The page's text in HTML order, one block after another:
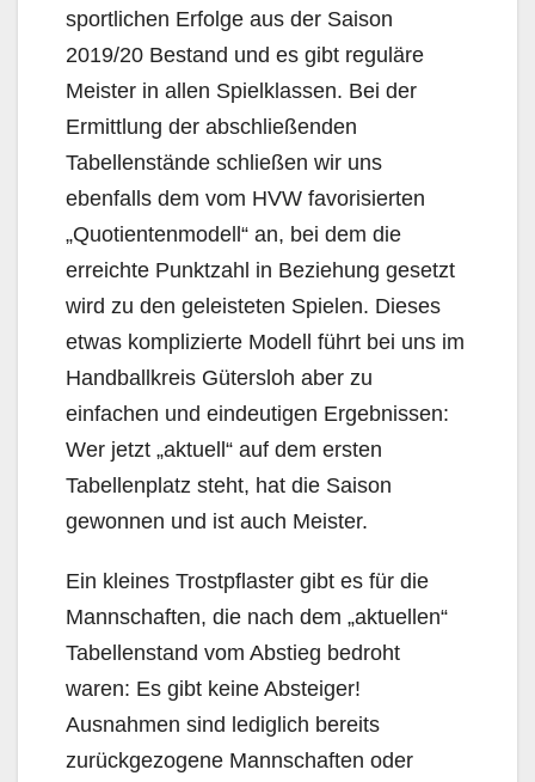
sportlichen Erfolge aus der Saison
2019/20 Bestand und es gibt reguläre
Meister in allen Spielklassen. Bei der
Ermittlung der abschließenden
Tabellenstände schließen wir uns
ebenfalls dem vom HVW favorisierten
„Quotientenmodell“ an, bei dem die
erreichte Punktzahl in Beziehung gesetzt
wird zu den geleisteten Spielen. Dieses
etwas komplizierte Modell führt bei uns im
Handballkreis Gütersloh aber zu
einfachen und eindeutigen Ergebnissen:
Wer jetzt „aktuell“ auf dem ersten
Tabellenplatz steht, hat die Saison
gewonnen und ist auch Meister.
Ein kleines Trostpflaster gibt es für die
Mannschaften, die nach dem „aktuellen“
Tabellenstand vom Abstieg bedroht
waren: Es gibt keine Absteiger!
Ausnahmen sind lediglich bereits
zurückgezogene Mannschaften oder